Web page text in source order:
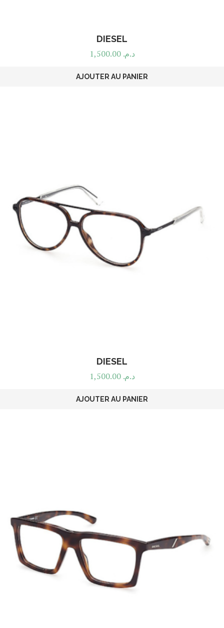
DIESEL
د.م. 1,500.00
AJOUTER AU PANIER
DIESEL
د.م. 1,500.00
AJOUTER AU PANIER